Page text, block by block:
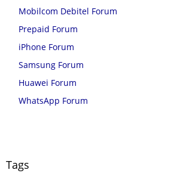
Mobilcom Debitel Forum
Prepaid Forum
iPhone Forum
Samsung Forum
Huawei Forum
WhatsApp Forum
Tags